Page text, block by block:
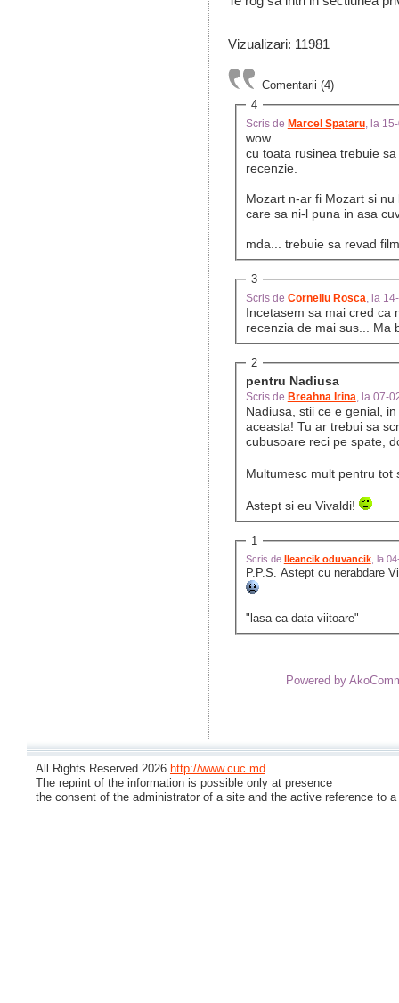
Vizualizari: 11981
Comentarii (4)
4
Scris de Marcel Spataru, la
wow...
cu toata rusinea trebuie
recenzie.
Mozart n-ar fi Mozart si
care sa ni-l puna in asa
mda... trebuie sa revad
3
Scris de Corneliu Rosca , la
Incetasem sa mai cred ca
recenzia de mai sus... Ma
2
pentru Nadiusa
Scris de Breahna Irina , la 07-
Nadiusa, stii ce e genial,
aceasta! Tu ar trebui sa
cubusoare reci pe spate,
Multumesc mult pentru
Astept si eu Vivaldi!
1
Scris de Ileancik oduvancik, la
P.P.S. Astept cu nerabdare
"lasa ca data viitoare"
Powered by
All Rights Reserved 2026 http://www.cuc.md
The reprint of the information is possible only at presence
the consent of the administrator of a site and the active reference to